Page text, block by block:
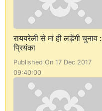
रायबरेली से मां ही लड़ेंगी चुनाव :
प्रियंका
Published On 17 Dec 2017
09:40:00